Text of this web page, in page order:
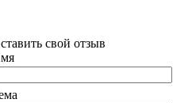
свой отзыв